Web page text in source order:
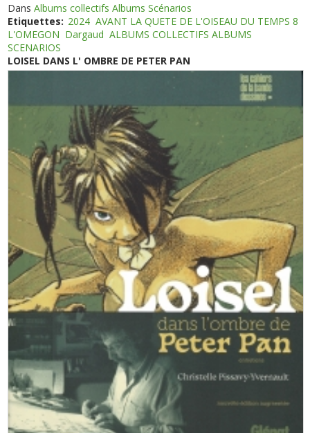
DansAlbums collectifs Albums Scénarios
Etiquettes: 2024 AVANT LA QUETE DE L'OISEAU DU TEMPS 8
L'OMEGON Dargaud ALBUMS COLLECTIFS ALBUMS
SCENARIOS
LOISEL DANS L' OMBRE DE PETER PAN